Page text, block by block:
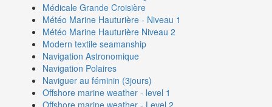
Médicale Grande Croisière
Météo Marine Hauturière - Niveau 1
Météo Marine Hauturière Niveau 2
Modern textile seamanship
Navigation Astronomique
Navigation Polaires
Naviguer au féminin (3jours)
Offshore marine weather - level 1
Offshore marine weather - Level 2